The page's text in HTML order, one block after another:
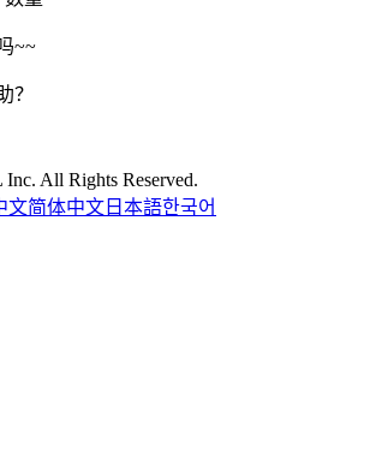
~~
？
All Rights Reserved.
文简体中文 日本語한국어